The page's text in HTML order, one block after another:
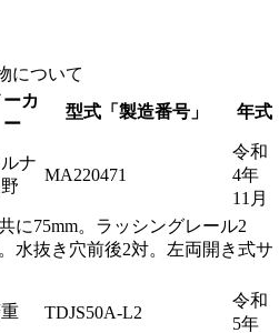
について
ーカ
ー
型式「製造番号」 年式
ナ
MA220471
令和
4年
11月
に75mm。ラッシングレール2
水抜き穴前後2対。左両開き式サ
TDJS50A-L2
令和
5年